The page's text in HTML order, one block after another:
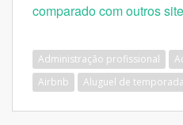
comparado com outros
Administração profissional
Airbnb
Aluguel de temporada